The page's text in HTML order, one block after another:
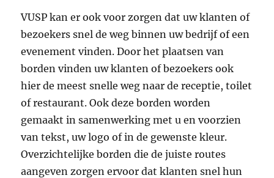
VUSP kan er ook voor zorgen dat uw klanten of
bezoekers snel de weg binnen uw bedrijf of een
evenement vinden. Door het plaatsen van
borden vinden uw klanten of bezoekers ook
hier de meest snelle weg naar de receptie, toilet
of restaurant. Ook deze borden worden
gemaakt in samenwerking met u en voorzien
van tekst, uw logo of in de gewenste kleur.
Overzichtelijke borden die de juiste routes
aangeven zorgen ervoor dat klanten snel hun